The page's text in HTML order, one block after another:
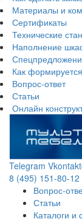
Материалы и
Сертификаты
Технические
Наполнение
Как
Вопрос-ответ
Статьи
Онлайн
Telegram
8 (495) 151-80-12
Вопрос-
Статьи
Каталоги и